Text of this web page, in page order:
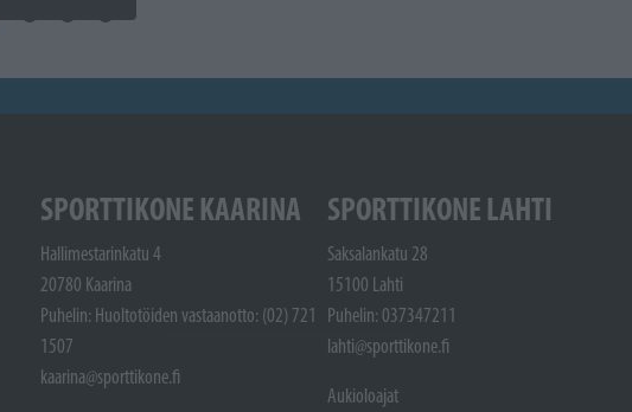
SPORTTIKONE KAARINA
Hallimestarinkatu 4
20780 Kaarina
Puhelin: Huoltotöiden vastaanotto: (02) 721
1507
kaarina@sporttikone.fi
SPORTTIKONE LAHTI
Saksalankatu 28
15100 Lahti
Puhelin: 037347211
lahti@sporttikone.fi
Aukioloajat